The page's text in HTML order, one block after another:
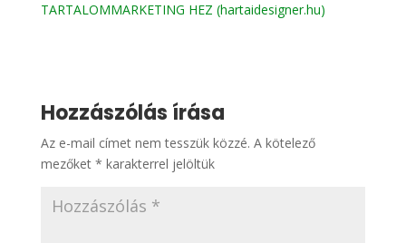
TARTALOMMARKETING HEZ (hartaidesigner.hu)
Hozzászólás írása
Az e-mail címet nem tesszük közzé. A kötelező
mezőket * karakterrel jelöltük